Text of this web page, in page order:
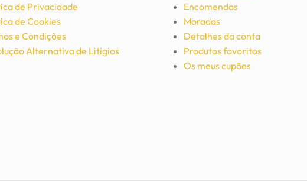
de Privacidade
de Cookies
e Condições
Alternativa de Litígios
Encomendas
Moradas
Detalhes da conta
Produtos favoritos
Os meus cupões